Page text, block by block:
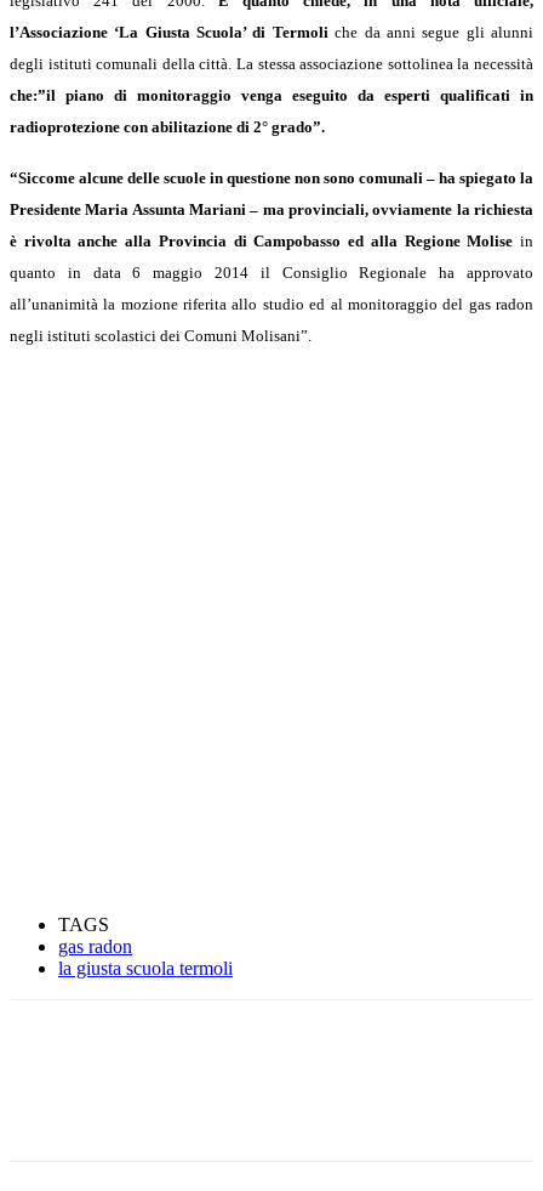
l’Associazione ‘La Giusta Scuola’ di Termoli che da anni segue gli alunni
degli istituti comunali della città. La stessa associazione sottolinea la necessità
che:”il piano di monitoraggio venga eseguito da esperti qualificati in
radioprotezione con abilitazione di 2° grado”.
“Siccome alcune delle scuole in questione non sono comunali – ha spiegato la
Presidente Maria Assunta Mariani – ma provinciali, ovviamente la richiesta
è rivolta anche alla Provincia di Campobasso ed alla Regione Molise in
quanto in data 6 maggio 2014 il Consiglio Regionale ha approvato
all’unanimità la mozione riferita allo studio ed al monitoraggio del gas radon
negli istituti scolastici dei Comuni Molisani”.
TAGS
gas radon
la giusta scuola termoli